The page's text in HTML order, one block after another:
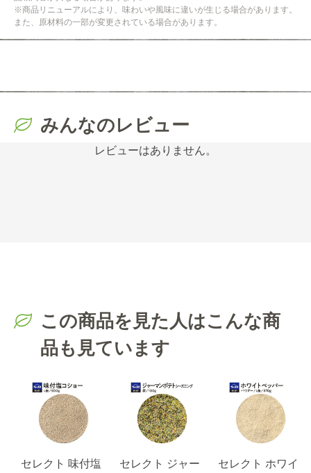
※商品リニューアルにより、味わいや風味に違いが生じる場合があります。
また、原材料の一部が変更されている場合があります。
みんなのレビュー
レビューはありません。
この商品を見た人はこんな商
品も見ています
セレクト 味付塩
セレクト ジャー
セレクト ホワイ